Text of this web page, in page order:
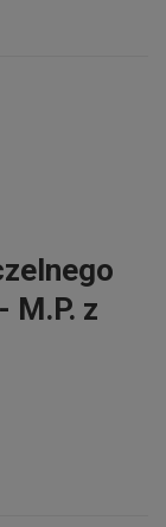
M.P. z